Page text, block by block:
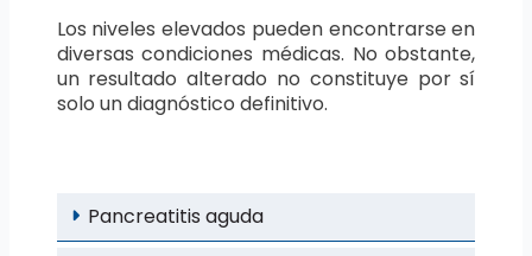
Los niveles elevados pueden encontrarse en
diversas condiciones médicas. No obstante,
un resultado alterado no constituye por sí
solo un diagnóstico definitivo.
Pancreatitis aguda